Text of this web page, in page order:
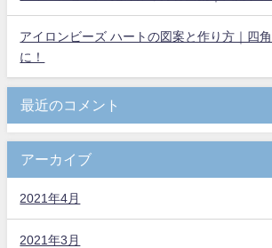
アイロンビーズ ハートの図案と作り方｜四
に！
最近のコメント
アーカイブ
2021年4月
2021年3月